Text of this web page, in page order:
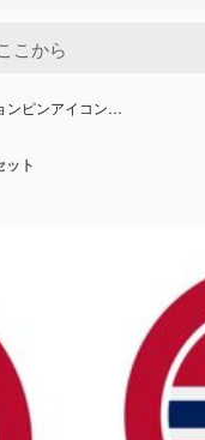
ンピンアイコン…
ット